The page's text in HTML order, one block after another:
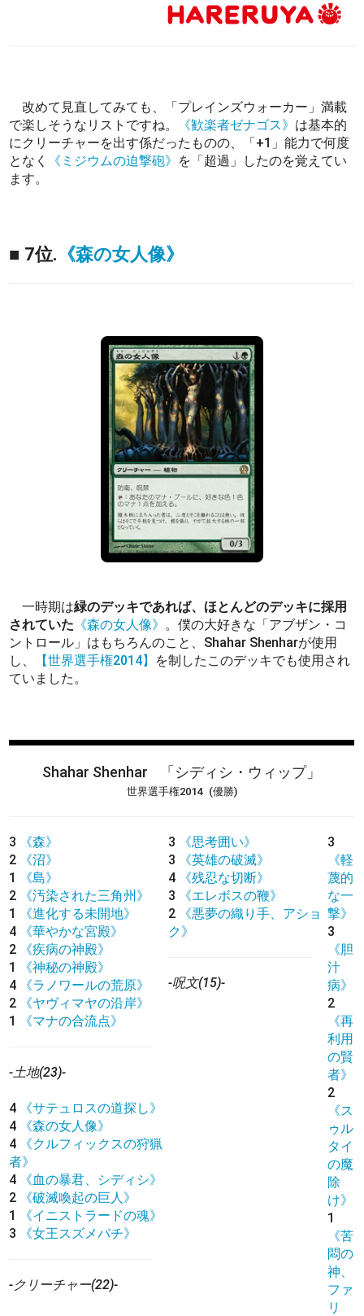
改めて見直してみても、「プレインズウォーカー」満載
で楽しそうなリストですね。
《歓楽者ゼナゴス》 は基本的
にクリーチャーを出す係だったものの、「+1」能力で何度
となく
《ミジウムの迫撃砲》 を「超過」したのを覚えてい
ます。
■ 7位. 《森の女人像》
一時期は緑のデッキであれば、ほとんどのデッキに採用
されていた 《森の女人像》 。僕の大好きな「アブザン・コ
ントロール」はもちろんのこと、Shahar Shenharが使用
し、
【世界選手権2014】 を制したこのデッキでも使用され
ていました。
Shahar Shenhar 「シディシ・ウィップ」
世界選手権2014 (優勝)
3
《森》
2
《沼》
1
《島》
2
《汚染された三角州》
1
《進化する未開地》
4
《華やかな宮殿》
2
《疾病の神殿》
1
《神秘の神殿》
4
《ラノワールの荒原》
2
《ヤヴィマヤの沿岸》
1
《マナの合流点》
-土地(23)-
4
《サテュロスの道探し》
4
《森の女人像》
4
《クルフィックスの狩猟
者》
4
《血の暴君、シディシ》
2
《破滅喚起の巨人》
1
《イニストラードの魂》
3
《女王スズメバチ》
-クリーチャー(22)-
3
《思考囲い》
3
《英雄の破滅》
4
《残忍な切断》
3
《エレボスの鞭》
2
《悪夢の織り手、アショ
ク》
-呪文(15)-
3
《軽
蔑的
な一
撃》
3
《胆
汁
病》
2
《再
利用
の賢
者》
2
《ス
ゥル
タイ
の魔
除
け》
1
《苦
悶の
神、
ファ
リ